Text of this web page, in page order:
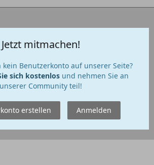
Jetzt mitmachen!
kein Benutzerkonto auf unserer Seite?
sich kostenlosund nehmen Sie an
unserer Community teil!
erstellen Anmelden